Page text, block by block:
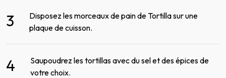
3
Disposez les morceaux de pain de Tortilla sur une
plaque de cuisson.
4
Saupoudrez les tortillas avec du sel et des épices de
votre choix.